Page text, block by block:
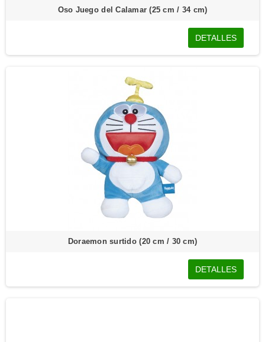
Oso Juego del Calamar (25 cm / 34 cm)
DETALLES
Doraemon surtido (20 cm / 30 cm)
DETALLES